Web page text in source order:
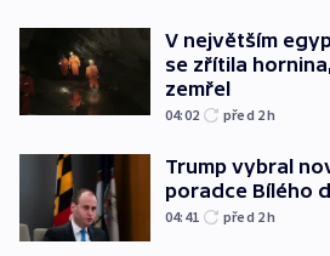
V největším
se zřítila
zemřel
04:02 před 2h
Trump vybral
poradce Bílého
04:41 před 2h